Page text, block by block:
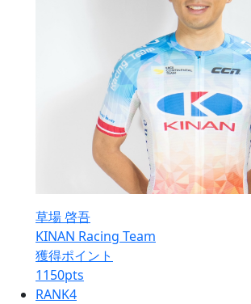
草場 啓吾
KINAN Racing Team
獲得ポイント
1150pts
RANK4